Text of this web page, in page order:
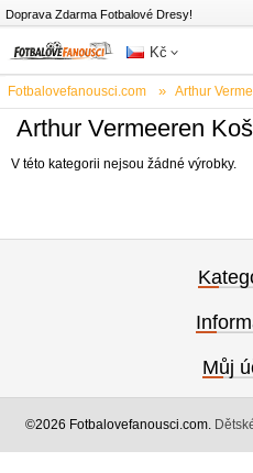
Doprava Zdarma Fotbalové Dresy!
Kč
Fotbalovefanousci.com Arthur
Arthur Vermeeren
V této kategorii nejsou žádné výrobky.
Můj
©2026 Fotbalovefanousci.com.